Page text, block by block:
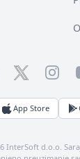
Twitter
App Store
InterSoft d.o.o.